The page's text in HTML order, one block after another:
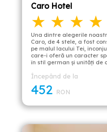
Caro Hotel
★ ★ ★ ★
Una dintre alegerile
Caro, de 4 stele, a fost
pe malul lacului Tei,
care-i oferă un caracter
în stil german şi unități de
Începând de la
452 RON